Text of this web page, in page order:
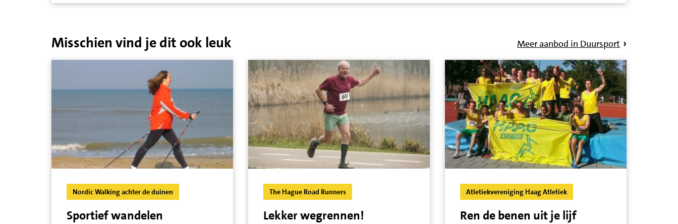
Misschien vind je dit ook leuk Meer aanbod in Duursport
Nordic Walking achter de duinen
Sportief wandelen
The Hague Road Runners
Lekker wegrennen!
Atletiekvereniging Haag Atletiek
Ren de benen uit je lijf